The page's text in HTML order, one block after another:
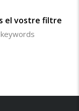
el vostre filtre